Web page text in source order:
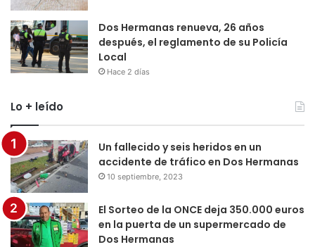
Dos Hermanas renueva, 26 años
después, el reglamento de su Policía
Local
Hace 2 días
Lo + leído
Un fallecido y seis heridos en un
accidente de tráfico en Dos Hermanas
10 septiembre, 2023
El Sorteo de la ONCE deja 350.000 euros
en la puerta de un supermercado de
Dos Hermanas